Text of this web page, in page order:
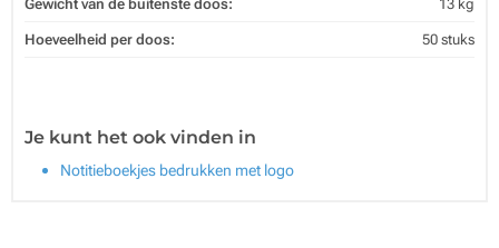
Gewicht van de buitenste doos: 13 kg
Hoeveelheid per doos: 50 stuks
Je kunt het ook vinden in
Notitieboekjes bedrukken met logo